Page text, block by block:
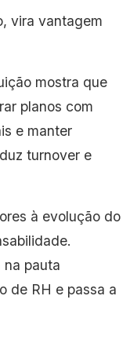
vira vantagem
mostra que
planos com
e manter
turnover e
à evolução do
pauta
de RH e passa a